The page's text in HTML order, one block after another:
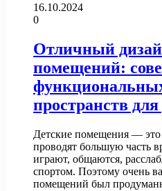
16.10.2024
0
Отличный
помещений:
пространств для
Детские помещения — это
проводят большую часть
играют, общаются,
спортом. Поэтому очень
помещений был